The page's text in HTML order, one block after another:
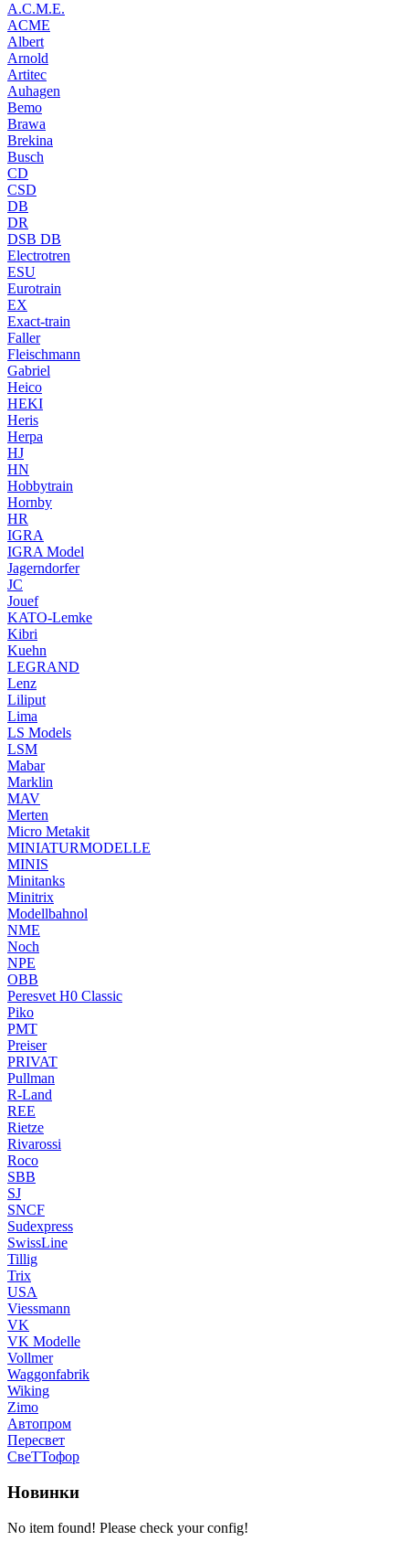
A.C.M.E.
ACME
Albert
Arnold
Artitec
Auhagen
Bemo
Brawa
Brekina
Busch
CD
CSD
DB
DR
DSB DB
Electrotren
ESU
Eurotrain
EX
Exact-train
Faller
Fleischmann
Gabriel
Heico
HEKI
Heris
Herpa
HJ
HN
Hobbytrain
Hornby
HR
IGRA
IGRA Model
Jagerndorfer
JC
Jouef
KATO-Lemke
Kibri
Kuehn
LEGRAND
Lenz
Liliput
Lima
LS Models
LSM
Mabar
Marklin
MAV
Merten
Micro Metakit
MINIATURMODELLE
MINIS
Minitanks
Minitrix
Modellbahnol
NME
Noch
NPE
OBB
Peresvet H0 Classic
Piko
PMT
Preiser
PRIVAT
Pullman
R-Land
REE
Rietze
Rivarossi
Roco
SBB
SJ
SNCF
Sudexpress
SwissLine
Tillig
Trix
USA
Viessmann
VK
VK Modelle
Vollmer
Waggonfabrik
Wiking
Zimo
Автопром
Пересвет
СвеТТофор
Новинки
No item found! Please check your config!